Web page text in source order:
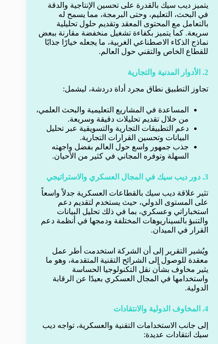
يتميز ديب سيك بالقدرة على تحسين الإنتاجية والدقة
في البحث، التعليم، وحتى البرمجة، مما يسمح له
بالتعامل مع المحتوى المعقد وتقديم حلول تحليلية
سريعة. كما يتميز بكفاءة تشغيل منخفضة مقارنة ببعض
نماذج الذكاء الاصطناعي الغربية، ما يجعله خيارًا جذابًا
للقطاع الخاص والتقني حول العالم.
2. الأدوار المدنية والتجارية
تجاوز التطبيق نطاق مجرد أداة دردشة، ليشمل:
المساعدة في المشاريع التعليمية والبحث العلمي،
من خلال تقديم تحليلات دقيقة وسريعة.
دعم التطبيقات التجارية والتسويقية عبر تحليل
البيانات وتحسين القرارات التجارية.
جذب جمهور واسع حول العالم بفضل واجهته
السهلة وتوفره المجاني في كثير من الأحيان.
3. دور ديب سيك في المجال العسكري والاستراتيجي
تثير علاقة ديب سيك بالقطاعات العسكرية جدلاً واسعاً
على المستوى الدولي، حيث يستخدم لتقديم دعم
استخباراتي وعسكري، بما في ذلك تحليل البيانات
والتنبؤ بالسيناريوهات المختلفة ودمجها في أنظمة دعم
القرار في الميدان.
ويُشير التقرير إلى أن الشركة استخدمت أطر عمل
معقدة للوصول إلى الشرائح التقنية المتقدمة، وهو ما
يثير مخاوف بشأن نقل التكنولوجيا الحساسة
واستخدامها في المجال العسكري بعيدًا عن الرقابة
الدولية.
4. المخاوف الدولية والانتقادات
إلى جانب الاستخدامات التقنية والعسكرية، تواجه ديب
سيك انتقادات عديدة: